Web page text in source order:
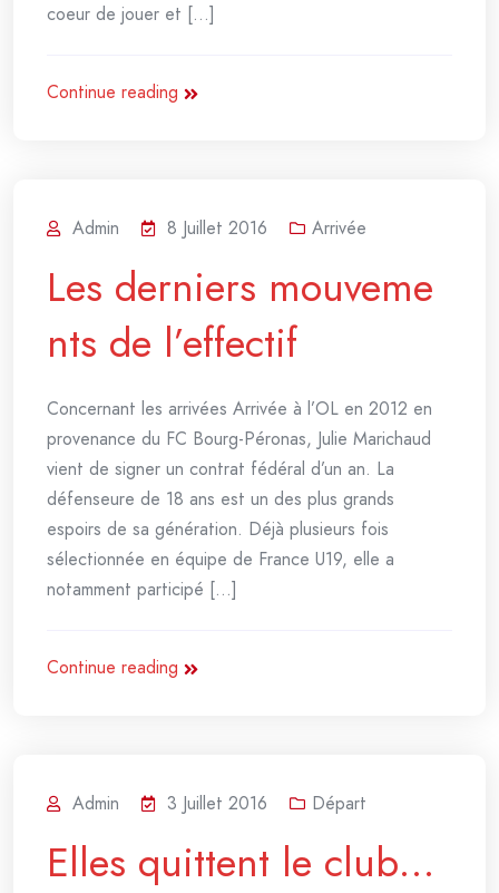
coeur de jouer et [...]
Continue reading
Admin 8 Juillet 2016 Arrivée
Les derniers mouveme
nts de l’effectif
Concernant les arrivées Arrivée à l’OL en 2012 en
provenance du FC Bourg-Péronas, Julie Marichaud
vient de signer un contrat fédéral d’un an. La
défenseure de 18 ans est un des plus grands
espoirs de sa génération. Déjà plusieurs fois
sélectionnée en équipe de France U19, elle a
notamment participé [...]
Continue reading
Admin 3 Juillet 2016 Départ
Elles quittent le club…